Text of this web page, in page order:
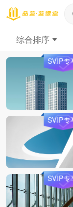
综合排序
SVIP专
SVIP专
SVIP专